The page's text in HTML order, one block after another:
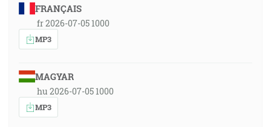
FRANÇAIS
fr 2026-07-05 1000
MP3
MAGYAR
hu 2026-07-05 1000
MP3